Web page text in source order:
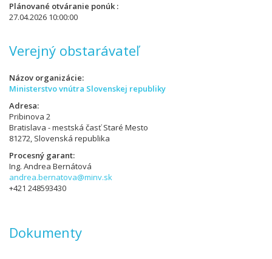
Plánované otváranie ponúk
27.04.2026 10:00:00
Verejný obstarávateľ
Názov organizácie
Ministerstvo vnútra Slovenskej republiky
Adresa
Pribinova 2
Bratislava - mestská časť Staré Mesto
81272, Slovenská republika
Procesný garant
Ing. Andrea Bernátová
andrea.bernatova@minv.sk
+421 248593430
Dokumenty